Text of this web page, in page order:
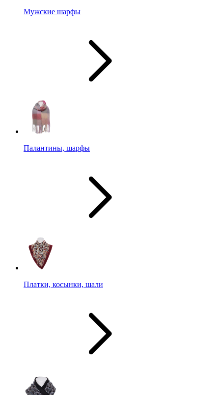
Мужские шарфы
Палантины, шарфы
Платки, косынки, шали